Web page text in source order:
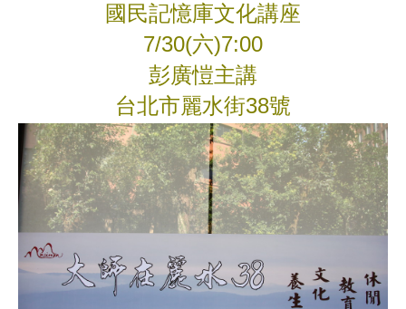
國民記憶庫文化講座
7/30(六)7:00
彭廣愷主講
台北市麗水街38號